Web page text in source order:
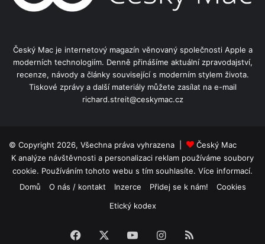
Český Mac je internetový magazín věnovaný společnosti Apple a
moderních technologiím. Denně přinášíme aktuální zpravodajství,
recenze, návody a články související s moderním stylem života.
Tiskové zprávy a další materiály můžete zasílat na e-mail
richard.streit@ceskymac.cz
© Copyright 2026, Všechna práva vyhrazena |
Český Mac
K analýze návštěvnosti a personalizaci reklam používáme soubory
cookie. Používáním tohoto webu s tím souhlasíte. Více informací.
Domů
O nás / kontakt Inzerce Přidej se k nám!
Cookies
Etický kodex
Facebook YouTubeInstagram